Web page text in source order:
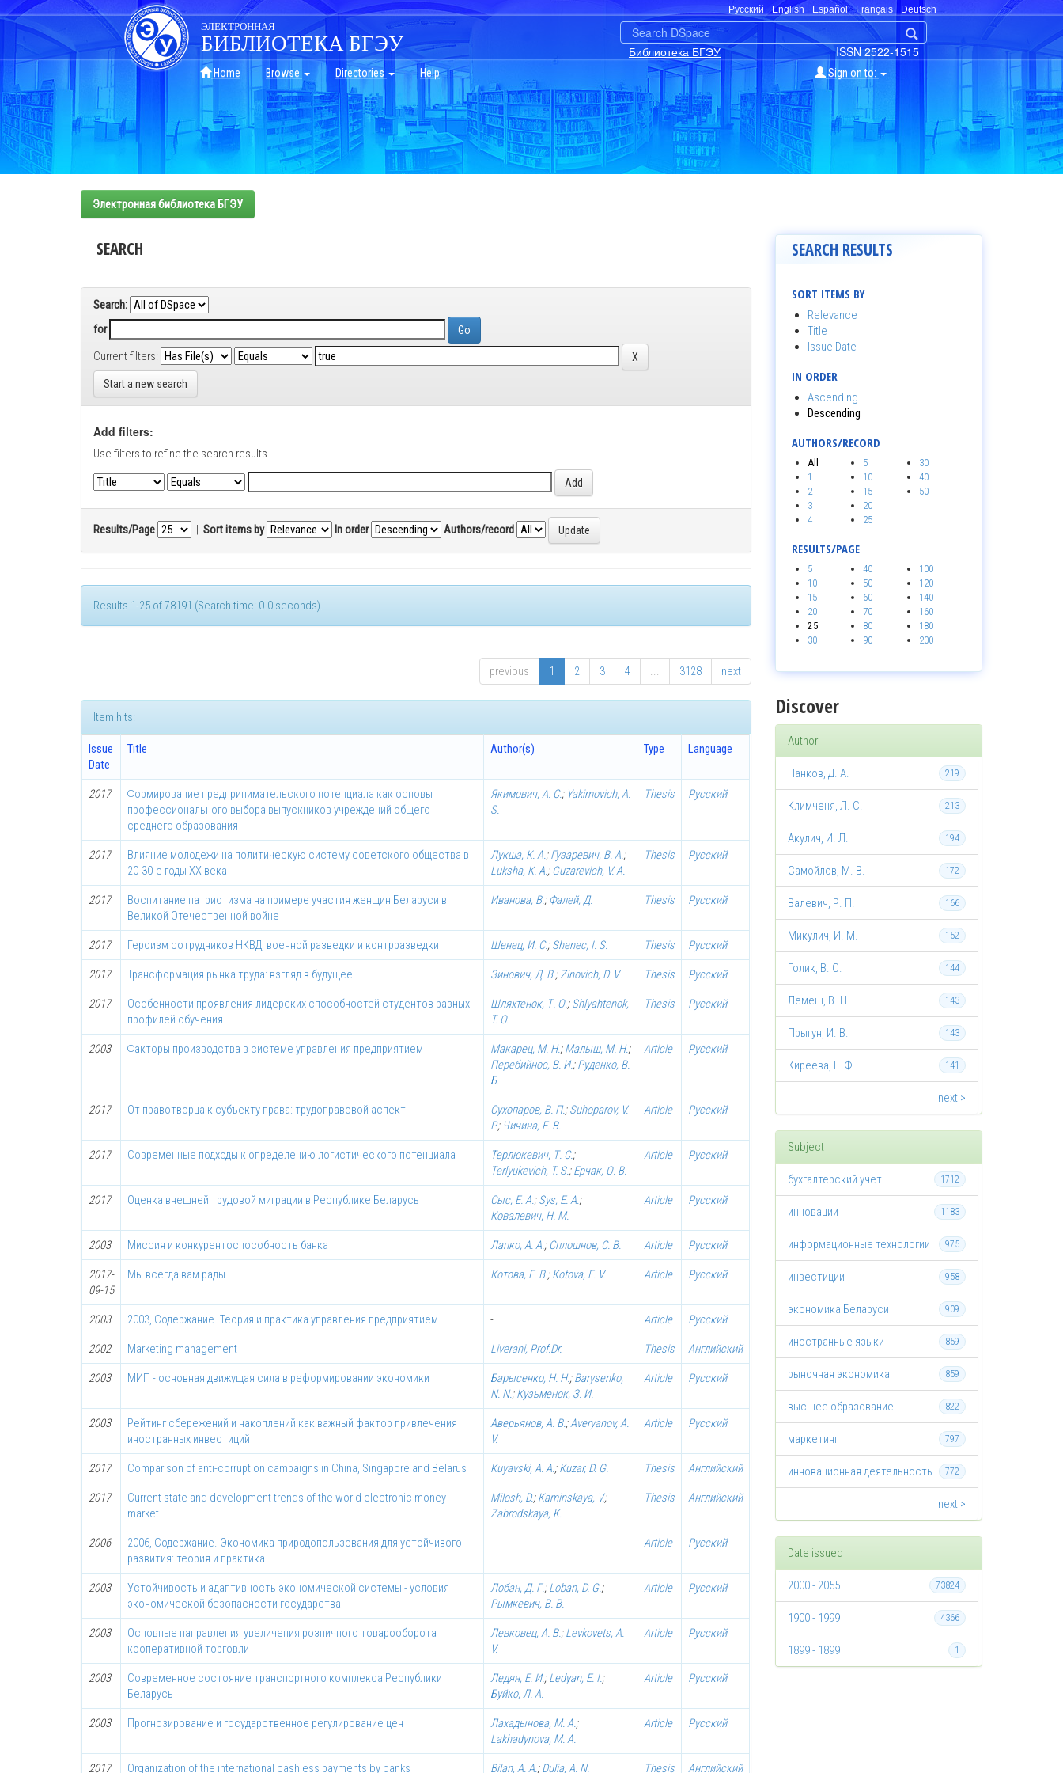
Skip
navigation
Русский English Español Français Deutsch
ISSN 2522-1515
Библиотека БГЭУ
ЭЛЕКТРОННАЯ
БИБЛИОТЕКА БГЭУ
Home Browse Directories Help Sign on to:
Электронная библиотека БГЭУ
SEARCH
Search:
for
Current filters:
Start a new search
Add filters:
Use filters to refine the search results.
Results/Page | Sort items by In order Authors/record
Results 1-25 of 78191 (Search time: 0.0 seconds).
previous 1 2 3 4 ... 3128 next
Item hits:
Issue
Date
Title Author(s) Type Language
2017
Формирование предпринимательского потенциала как основы
профессионального выбора выпускников учреждений общего
среднего образования
Якимович, А. С.; Yakimovich, A.
S.
Thesis Русский
2017
Влияние молодежи на политическую систему советского общества в
20-30-е годы ХХ века
Лукша, К. А.;Гузаревич, В. А.;
Luksha, K. A.;Guzarevich, V. A.
Thesis Русский
2017
Воспитание патриотизма на примере участия женщин Беларуси в
Великой Отечественной войне
Иванова, В.;Фалей, Д. Thesis Русский
2017 Героизм сотрудников НКВД, военной разведки и контрразведки Шенец, И. С.;Shenec, I. S. Thesis Русский
2017 Трансформация рынка труда: взгляд в будущее Зинович, Д. В.;Zinovich, D. V. Thesis Русский
2017
Особенности проявления лидерских способностей студентов разных
профилей обучения
Шляхтенок, Т. О.;Shlyahtenok,
T. O.
Thesis Русский
2003 Факторы производства в системе управления предприятием Макарец, М. Н.;Малыш, М. Н.;
Перебийнос, В. И.;Руденко, В.
Б.
Article Русский
2017 От правотворца к субъекту права: трудоправовой аспект Сухопаров, В. П.;Suhoparov, V.
P.; Чичина, Е. В.
Article Русский
2017 Современные подходы к определению логистического потенциала Терлюкевич, Т. С.;
Terlyukevich, T. S.;Ерчак, О. В.
Article Русский
2017 Оценка внешней трудовой миграции в Республике Беларусь Сыс, Е. А.;Sys, E. A.;
Ковалевич, Н. М.
Article Русский
2003 Миссия и конкурентоспособность банка Лапко, А. А.;Сплошнов, С. В. Article Русский
2017-
09-15
Мы всегда вам рады Котова, Е. В.;Kotova, E. V. Article Русский
2003 2003, Содержание. Теория и практика управления предприятием - Article Русский
2002 Marketing mаnаgеmеnt Liverani, Prof.Dr. Thesis Английский
2003 МИП - основная движущая сила в реформировании экономики Барысенко, Н. Н.;Barysenko,
N. N.;Кузьменок, З. И.
Article Русский
2003
Рейтинг сбережений и накоплений как важный фактор привлечения
иностранных инвестиций
Аверьянов, А. В.;Averyanov, A.
V.
Article Русский
2017 Comparison of anti-corruption campaigns in China, Singapore and Belarus Kuyavski, A. A.;Kuzar, D. G. Thesis Английский
2017
Current state and development trends of the world electronic money
market
Milosh, D.;Kaminskaya, V.;
Zabrodskaya, K.
Thesis Английский
2006
2006, Содержание. Экономика природопользования для устойчивого
развития: теория и практика
- Article Русский
2003
Устойчивость и адаптивность экономической системы - условия
экономической безопасности государства
Лобан, Д. Г.;Loban, D. G.;
Рымкевич, В. В.
Article Русский
2003
Основные направления увеличения розничного товарооборота
кооперативной торговли
Левковец, А. В.;Levkovets, A.
V.
Article Русский
2003
Современное состояние транспортного комплекса Республики
Беларусь
Ледян, Е. И.;Ledyan, E. I.;
Буйко, Л. А.
Article Русский
2003 Прогнозирование и государственное регулирование цен Лахадынова, М. А.;
Lakhadynova, M. A.
Article Русский
2017 Organization of the international cashless payments by banks Bilan, A. A.;Dulia, A. N. Thesis Английский
SEARCH RESULTS
SORT ITEMS BY
Relevance
Title
Issue Date
IN ORDER
Ascending
Descending
AUTHORS/RECORD
All
1
2
3
4
5
10
15
20
25
30
40
50
RESULTS/PAGE
5
10
15
20
25
30
40
50
60
70
80
90
100
120
140
160
180
200
Discover
Author
219
Панков, Д. А.
213
Климченя, Л. С.
194
Акулич, И. Л.
172
Самойлов, М. В.
166
Валевич, Р. П.
152
Микулич, И. М.
144
Голик, В. С.
143
Лемеш, В. Н.
143
Прыгун, И. В.
141
Киреева, Е. Ф.
next >
Subject
1712
бухгалтерский учет
1183
инновации
975
информационные технологии
958
инвестиции
909
экономика Беларуси
859
иностранные языки
859
рыночная экономика
822
высшее образование
797
маркетинг
772
инновационная деятельность
next >
Date issued
73824
2000 - 2055
4366
1900 - 1999
1
1899 - 1899